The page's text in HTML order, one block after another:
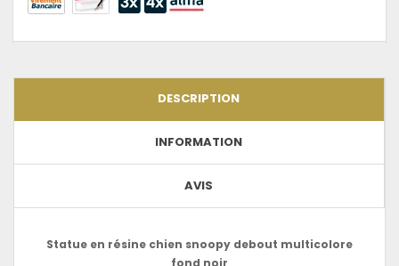
DESCRIPTION
INFORMATION
AVIS
Statue en résine chien snoopy debout multicolore
fond noir